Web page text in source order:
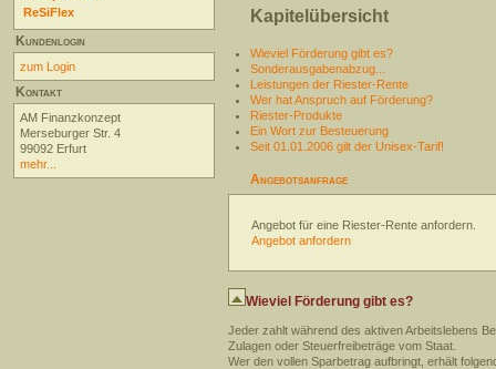
ReSiFlex
Kundenlogin
zum Login
Kontakt
AM Finanzkonzept
Merseburger Str. 4
99092 Erfurt
mehr...
Kapitelübersicht
Wieviel Förderung gibt es?
Sonderausgabenabzug...
Leistungen der Riester-Rente
Wer hat Anspruch auf Förderung?
Riester-Produkte
Ein Wort zur Besteuerung
Seit 01.01.2006 gilt der Unisex-Tarif!
Angebotsanfrage
Angebot für eine Riester-Rente anfordern.
Angebot anfordern
Wieviel Förderung gibt es?
Jeder zahlt während des aktiven Arbeitslebens
Zulagen oder Steuerfreibeträge vom Staat.
Wer den vollen Sparbetrag aufbringt, erhält